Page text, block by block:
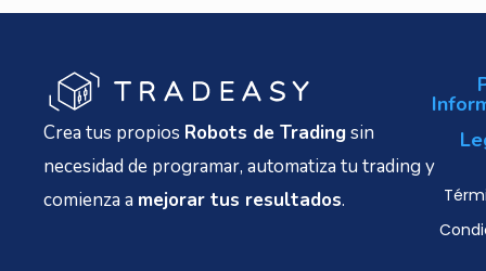
Crea tus propios Robots de Tradingsin
necesidad de programar, automatiza tu trading y
comienza a mejorar tus resultados.